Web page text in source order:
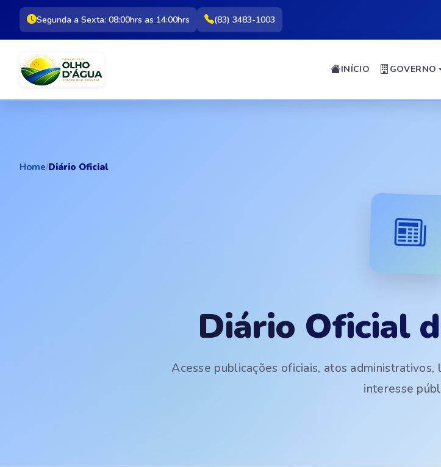
Segunda a Sexta: 08:00hrs as 14:00hrs (83) 3483-1003
INÍCIO GOVERNO
Home/Diário Oficial
Diário Oficial
Acesse publicações oficiais, atos
interesse